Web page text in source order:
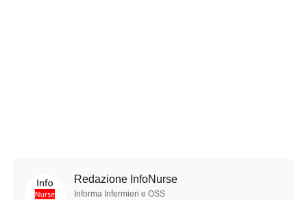
Redazione InfoNurse
Informa Infermieri e OSS